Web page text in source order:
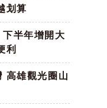
划算
半年增開大
利
高雄觀光圈山